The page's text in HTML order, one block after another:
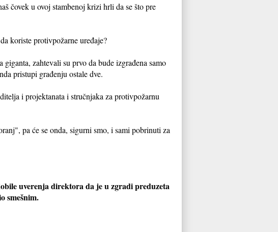
čovek u ovoj stambenoj krizi hrli da se što pre
koriste protivpožarne uređaje?
zahtevali su prvo da bude izgrađena samo
pristupi građenju ostale dve.
i projektanata i stručnjaka za protivpožarnu
pa će se onda, sigurni smo, i sami pobrinuti za
uverenja direktora da je u zgradi preduzeta
smešnim.